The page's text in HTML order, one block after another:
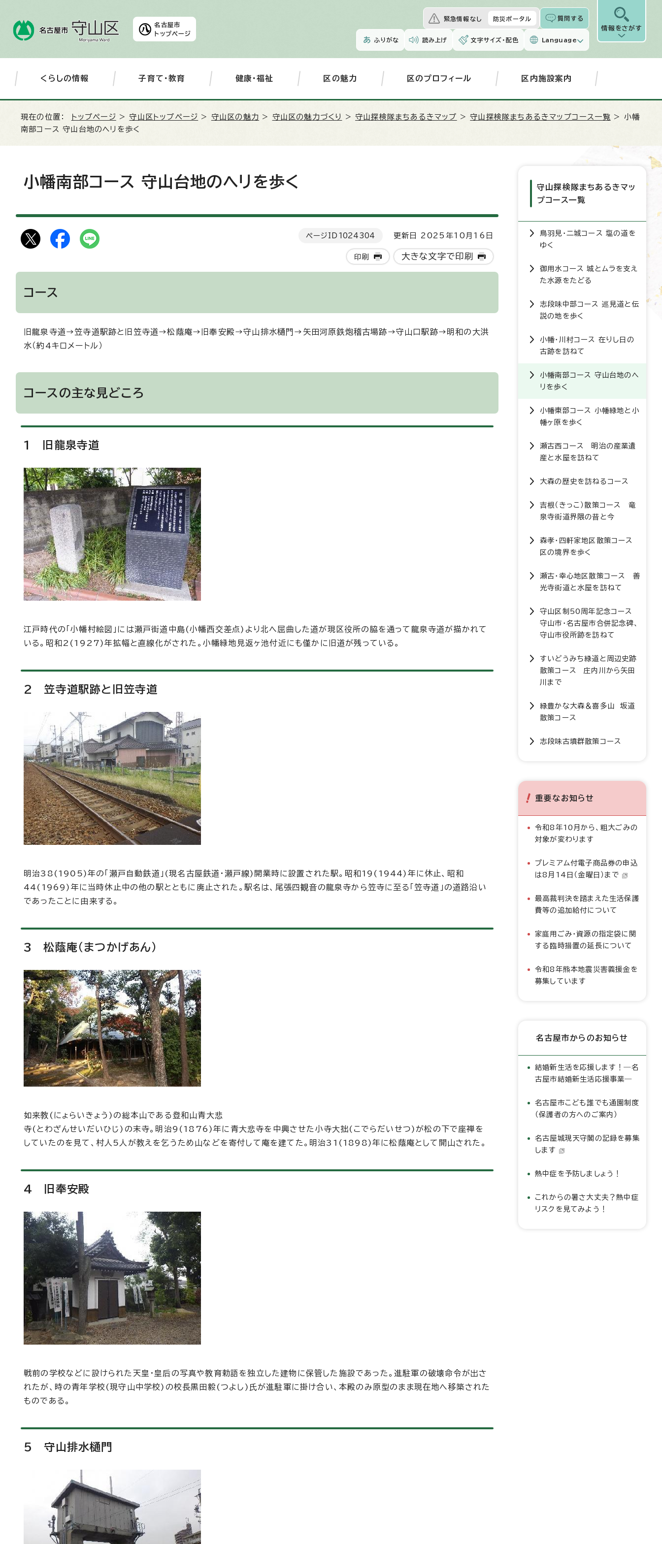
名古屋市
トップページ
緊急情報なし 防災ポータル 質問する
ふりがな 読み上げ 文字サイズ・配色 Language
情報をさがす
くらしの情報 子育て・教育 健康・福祉 区の魅力 区のプロフィール 区内施設案内
現在の位置： トップページ >守山区トップページ > 守山区の魅力 > 守山区の魅力づくり >守山探検隊まちあるきマップ >守山探検隊まちあるきマップコース一覧 > 小幡
南部コース 守山台地のヘリを歩く
小幡南部コース 守山台地のヘリを歩く
ページID 1024304 更新日 2025年10月16日
印刷 大きな文字で印刷
コース
旧龍泉寺道→笠寺道駅跡と旧笠寺道→松蔭庵→旧奉安殿→守山排水樋門→矢田河原鉄炮稽古場跡→守山口駅跡→明和の大洪
水（約4キロメートル）
コースの主な見どころ
1 旧龍泉寺道
江戸時代の「小幡村絵図」には瀬戸街道中島(小幡西交差点)より北へ屈曲した道が現区役所の脇を通って龍泉寺道が描かれて
いる。昭和2(1927)年拡幅と直線化がされた。小幡緑地見返ヶ池付近にも僅かに旧道が残っている。
2 笠寺道駅跡と旧笠寺道
明治38(1905)年の「瀬戸自動鉄道」(現名古屋鉄道・瀬戸線)開業時に設置された駅。昭和19(1944)年に休止、昭和
44(1969)年に当時休止中の他の駅とともに廃止された。駅名は、尾張四観音の龍泉寺から笠寺に至る「笠寺道」の道路沿い
であったことに由来する。
3 松蔭庵（まつかげあん）
如来教(にょらいきょう)の総本山である登和山青大悲
寺(とわざんせいだいひじ)の末寺。明治9(1876)年に青大悲寺を中興させた小寺大拙(こでらだいせつ)が松の下で座禅を
していたのを見て、村人5人が教えを乞うため山などを寄付して庵を建てた。明治31(1898)年に松蔭庵として開山された。
4 旧奉安殿
戦前の学校などに設けられた天皇・皇后の写真や教育勅語を独立した建物に保管した施設であった。進駐軍の破壊命令が出さ
れたが、時の青年学校(現守山中学校)の校長黒田毅(つよし)氏が進駐軍に掛け合い、本殿のみ原型のまま現在地へ移築された
ものである。
5 守山排水樋門
守山探検隊まちあるきマッ
プコース一覧
鳥羽見・二城コース 塩の道を
ゆく
御用水コース 城とムラを支え
た水源をたどる
志段味中部コース 巡見道と伝
説の地を歩く
小幡・川村コース 在りし日の
古跡を訪ねて
小幡南部コース 守山台地のヘ
リを歩く
小幡東部コース 小幡緑地と小
幡ヶ原を歩く
瀬古西コース 明治の産業遺
産と水屋を訪ねて
大森の歴史を訪ねるコース
吉根（きっこ）散策コース 竜
泉寺街道界隈の昔と今
森孝・四軒家地区散策コース
区の境界を歩く
瀬古・幸心地区散策コース 善
光寺街道と水屋を訪ねて
守山区制50周年記念コース
守山市・名古屋市合併記念碑、
守山市役所跡を訪ねて
すいどうみち緑道と周辺史跡
散策コース 庄内川から矢田
川まで
緑豊かな大森＆喜多山 坂道
散策コース
志段味古墳群散策コース
重要なお知らせ
令和8年10月から、粗大ごみの
対象が変わります
プレミアム付電子商品券の申込
は8月14日（金曜日）まで
最高裁判決を踏まえた生活保護
費等の追加給付について
家庭用ごみ・資源の指定袋に関
する臨時措置の延長について
令和8年熊本地震災害義援金を
募集しています
名古屋市からのお知らせ
結婚新生活を応援します！―名
古屋市結婚新生活応援事業―
名古屋市こども誰でも通園制度
（保護者の方へのご案内）
名古屋城現天守閣の記録を募集
します
熱中症を予防しましょう！
これからの暑さ大丈夫？熱中症
リスクを見てみよう！